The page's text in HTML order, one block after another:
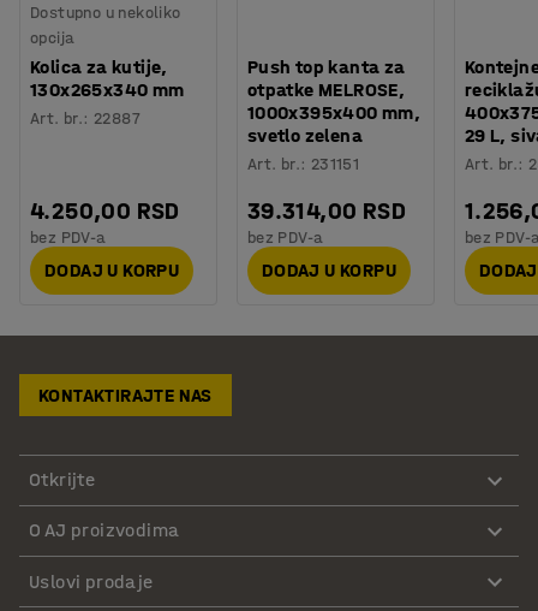
Dostupno u nekoliko
opcija
Kolica za kutije,
130x265x340 mm
Art. br.: 22887
4.250,00 RSD
bez PDV-a
DODAJ U KORPU
Push top kanta za
otpatke MELROSE,
1000x395x400 mm,
svetlo zelena
Art. br.: 231151
39.314,00 RSD
bez PDV-a
DODAJ U KORPU
29 L,
Art. br.:
bez PDV-
KONTAKTIRAJTE NAS
Otkrijte
O AJ proizvodima
Uslovi prodaje